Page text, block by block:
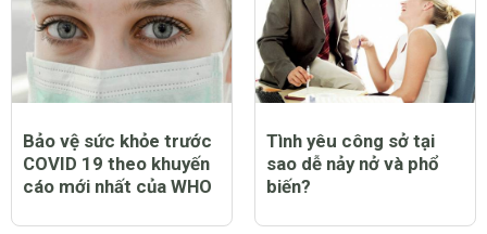
Mình sẽ không bao giờ vào xem vợ đẻ
0 Thích Trả lời Báo cáo vi phạm
anh này hài vậy, sau vụ này chắc không dám cho vợ đẻ
nữa
0 Thích Trả lời Báo cáo vi phạm